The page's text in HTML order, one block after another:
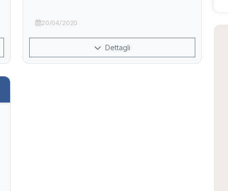
20/04/2020
Dettagli